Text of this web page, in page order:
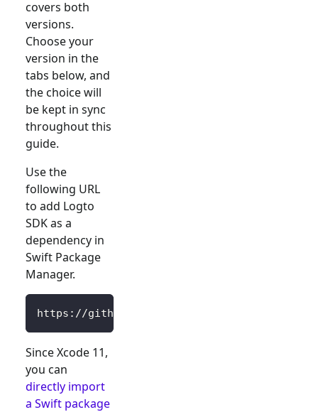
covers both
versions.
Choose your
version in the
tabs below, and
the choice will
be kept in sync
throughout this
guide.
Use the
following URL
to add Logto
SDK as a
dependency in
Swift Package
Manager.
https://github.com/logto-io/swift.git
Since Xcode 11,
you can
directly import
a Swift package